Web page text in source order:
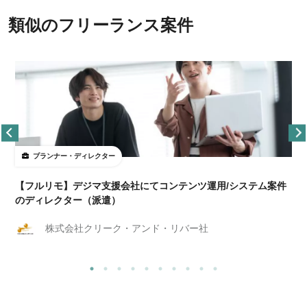
類似のフリーランス案件
プランナー・ディレクター
【フルリモ】デジマ支援会社にてコンテンツ運用/システム案件
のディレクター（派遣）
株式会社クリーク・アンド・リバー社